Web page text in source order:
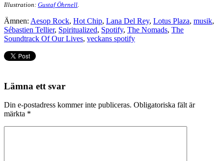
Illustration: Gustaf Öhrnell
Ämnen: Aesop Rock, Hot Chip, Lana Del Rey, Lotus Plaza, musik,
Sébastien Tellier, Spiritualized, Spotify, The Nomads, The
Soundtrack Of Our Lives, veckans spotify
Lämna ett svar
Din e-postadress kommer inte publiceras. Obligatoriska fält är
märkta *